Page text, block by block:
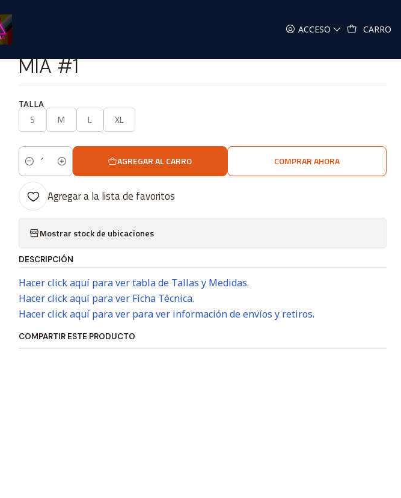
ACCESO CARRO
Música Classic
MIA #1
TALLA
S M L XL
Cantidad
AGREGAR AL CARRO COMPRAR AHORA
Agregar a la lista de favoritos
Mostrar stock de ubicaciones
DESCRIPCIÓN
Hacer click aquí para ver tabla de Tallas y Medidas.
Hacer click aquí para ver Ficha Técnica.
Hacer click aquí para ver para ver información de envíos y retiros.
COMPARTIR ESTE PRODUCTO